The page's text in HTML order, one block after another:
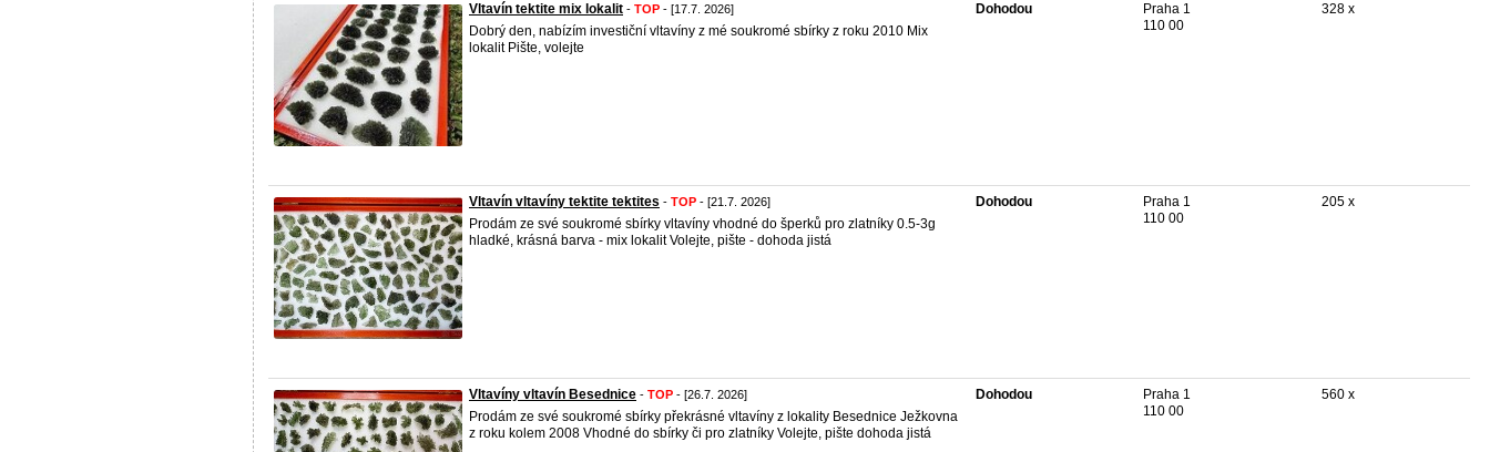
Vltavín tektite mix lokalit - TOP - [17.7. 2026]
Dobrý den, nabízím investiční vltavíny z mé soukromé sbírky z roku 2010 Mix
lokalit Pište, volejte
Dohodou
Praha 1
110 00
328 x
Vltavín vltavíny tektite tektites - TOP - [21.7. 2026]
Prodám ze své soukromé sbírky vltavíny vhodné do šperků pro zlatníky 0.5-3g
hladké, krásná barva - mix lokalit Volejte, pište - dohoda jistá
Dohodou
Praha 1
110 00
205 x
Vltavíny vltavín Besednice - TOP - [26.7. 2026]
Prodám ze své soukromé sbírky překrásné vltavíny z lokality Besednice Ježkovna
z roku kolem 2008 Vhodné do sbírky či pro zlatníky Volejte, pište dohoda jistá
Dohodou
Praha 1
110 00
560 x